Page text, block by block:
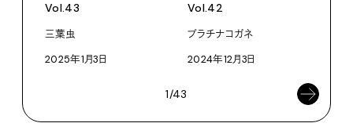
Vol.43
三葉虫
2025年1月3日
Vol.42
プラチナコガネ
2024年12月3日
1/43